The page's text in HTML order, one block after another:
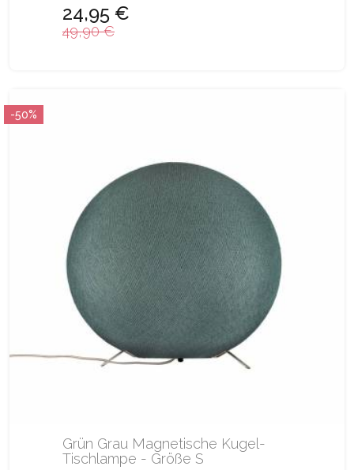
24,95 €
49,90 €
-50%
Grün Grau Magnetische Kugel-
Tischlampe - Größe S